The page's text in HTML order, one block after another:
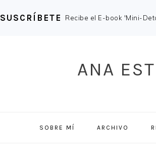
SUSCRÍBETE Recibe el E-book 'Mini-
ANA
SOBRE MÍ ARCHIVO